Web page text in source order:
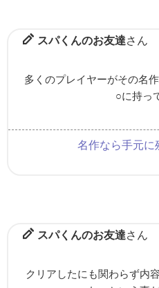
スパくんのお友達さん
多くのプレイヤーがその名
○に持っ
名作なら手元に
スパくんのお友達さん
クリアしたにも関わらず内